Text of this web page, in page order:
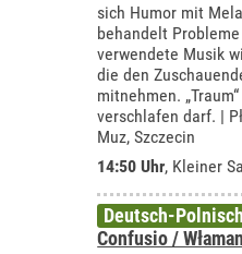
sich Humor mit
behandelt
verwendete Musik
die den
mitnehmen.
verschlafen darf. |
Muz, Szczecin
14:50 Uhr, Kleiner
Deutsch-
Confusio /